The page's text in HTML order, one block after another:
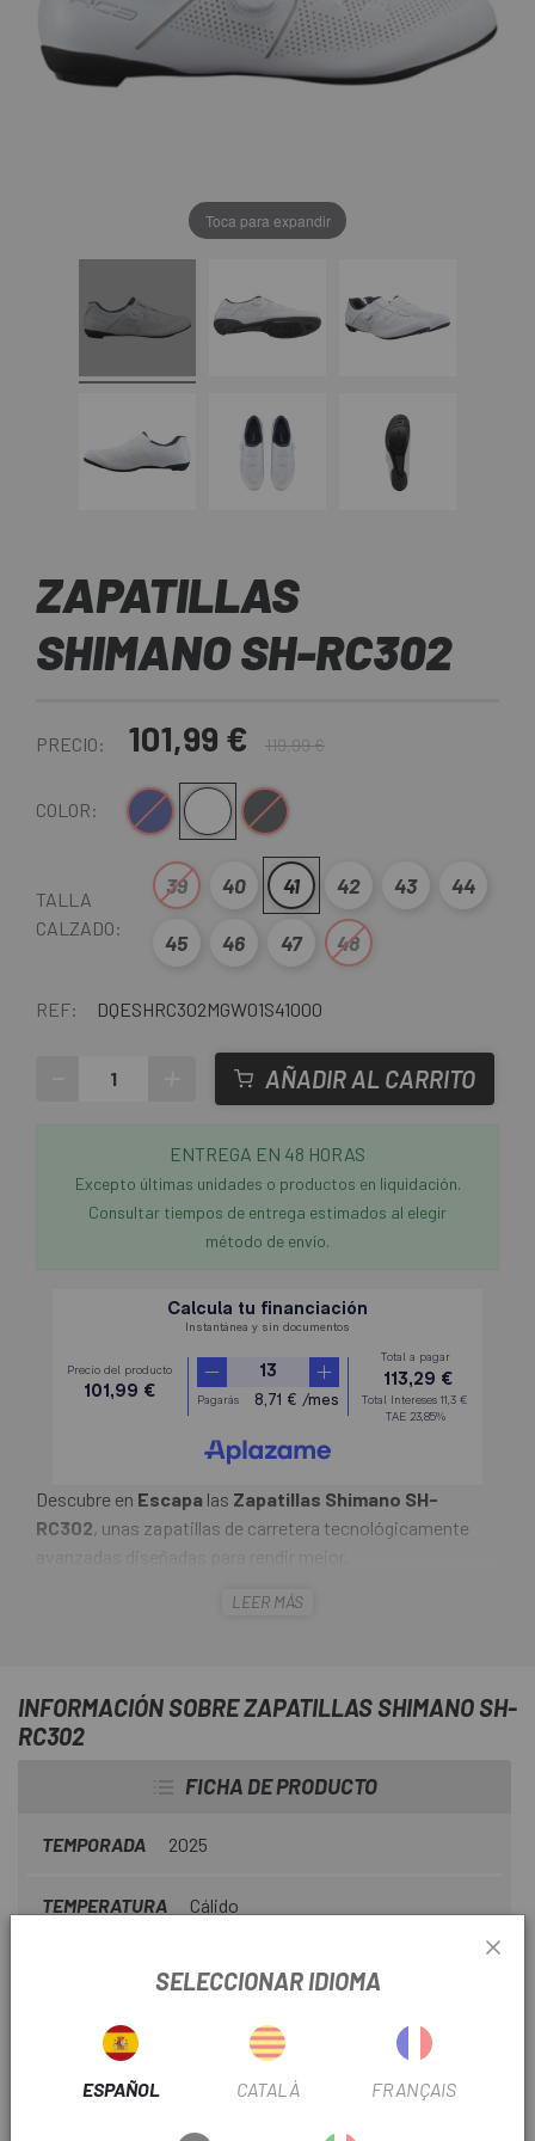
Toca para expandir
ZAPATILLAS
SHIMANO SH-RC302
PRECIO: 101,99 € 119,99 €
COLOR: Azul OscuroBlanco Negro
TALLA
CALZADO:
39 40 41 42 43 44
45 46 47 48
REF: DQESHRC302MGW01S41000
AÑADIR AL CARRITO
ENTREGA EN 48 HORAS
Excepto últimas unidades o productos en liquidación.
Consultar tiempos de entrega estimados al elegir
método de envío.
Descubre en Escapa las Zapatillas Shimano SH-
RC302, unas zapatillas de carretera tecnológicamente
Zapatillas Shimano SH-RC302
estabiliza el pie y maximiza la transferencia de potencia.
LEER MÁS
INFORMACIÓN SOBRE ZAPATILLAS SHIMANO SH-
RC302
FICHA DE PRODUCTO
TEMPORADA 2025
TEMPERATURA Cálido
Características:
SELECCIONAR IDIOMA
ESPAÑOL CATALÀ FRANÇAIS